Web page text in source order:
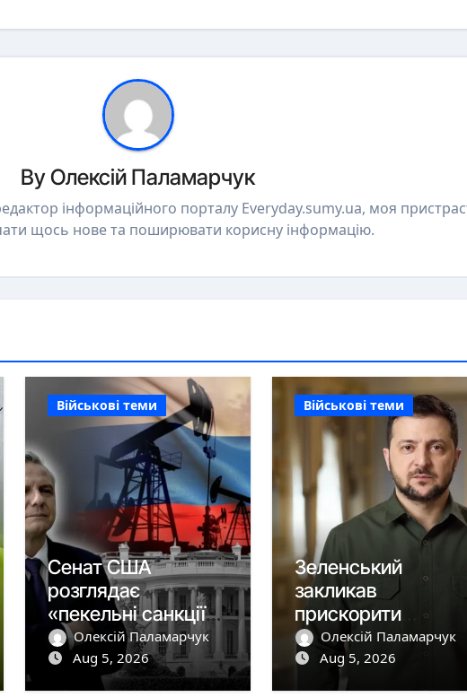
ByОлексій Паламарчук
інформаційного порталу Everyday.sumy.ua, моя
щось нове та поширювати корисну інформацію.
Військові теми
Сенат США
розглядає
«пекельні санкції»
проти Росії
Олексій Паламарчук
Aug 5, 2026
Військові теми
Зеленський
закликав
прискорити
постачання
перехоплювачів
після удару РФ
Олексій Паламарчук
Aug 5, 2026